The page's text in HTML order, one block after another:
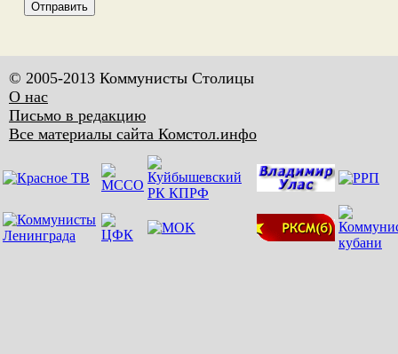
© 2005-2013 Коммунисты Столицы
О нас
Письмо в редакцию
Все материалы сайта Комстол.инфо